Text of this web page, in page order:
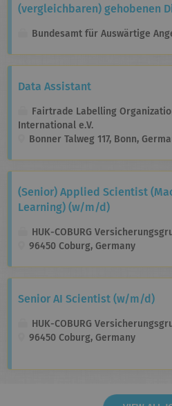
(vergleichbaren) gehobenen
Bundesamt für Auswärtige
Data Assistant
Fairtrade Labelling
International e.V.
Bonner Talweg 117, Bonn,
(Senior) Applied Scientist
Learning) (w/m/d)
HUK-COBURG
96450 Coburg, Germany
Senior AI Scientist (w/m/d)
HUK-COBURG
96450 Coburg, Germany